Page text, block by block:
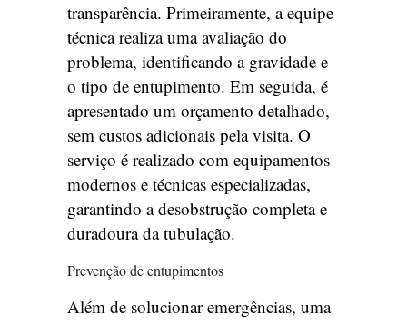
transparência. Primeiramente, a equipe
técnica realiza uma avaliação do
problema, identificando a gravidade e
o tipo de entupimento. Em seguida, é
apresentado um orçamento detalhado,
sem custos adicionais pela visita. O
serviço é realizado com equipamentos
modernos e técnicas especializadas,
garantindo a desobstrução completa e
duradoura da tubulação.
Prevenção de entupimentos
Além de solucionar emergências, uma